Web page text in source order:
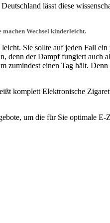
lässt diese
Wechsel kinderleicht.
Sie sollte auf jeden Fall
der Dampf fungiert auch
zumindest einen Tag hält.
komplett Elektronische
um die für Sie optimale E-